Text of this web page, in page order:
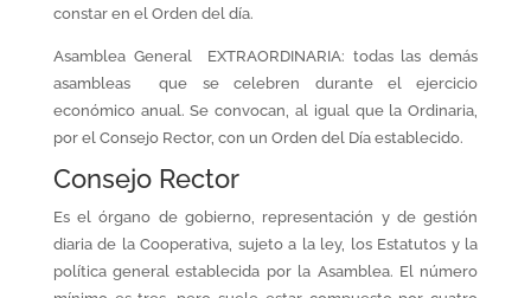
constar en el Orden del día.
Asamblea General EXTRAORDINARIA: todas las demás
asambleas que se celebren durante el ejercicio
económico anual. Se convocan, al igual que la Ordinaria,
por el Consejo Rector, con un Orden del Día establecido.
Consejo Rector
Es el órgano de gobierno, representación y de gestión
diaria de la Cooperativa, sujeto a la ley, los Estatutos y la
política general establecida por la Asamblea. El número